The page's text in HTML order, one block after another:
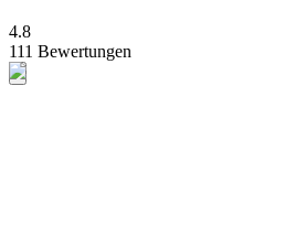
4.8
111 Bewertungen